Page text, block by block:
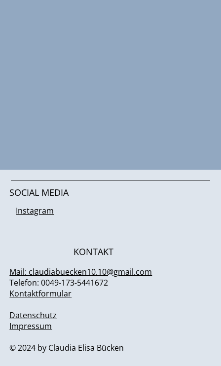
SOCIAL MEDIA
Instagram
Mail: claudiabuecken10.10@gmail.com
Telefon: 0049-173-5441672
Kontaktformular
Datenschutz
Impressum
© 2024 by Claudia Elisa Bücken
KONTAKT